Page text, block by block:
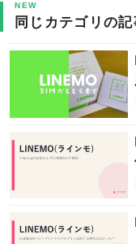
NEW
同じカテゴリの